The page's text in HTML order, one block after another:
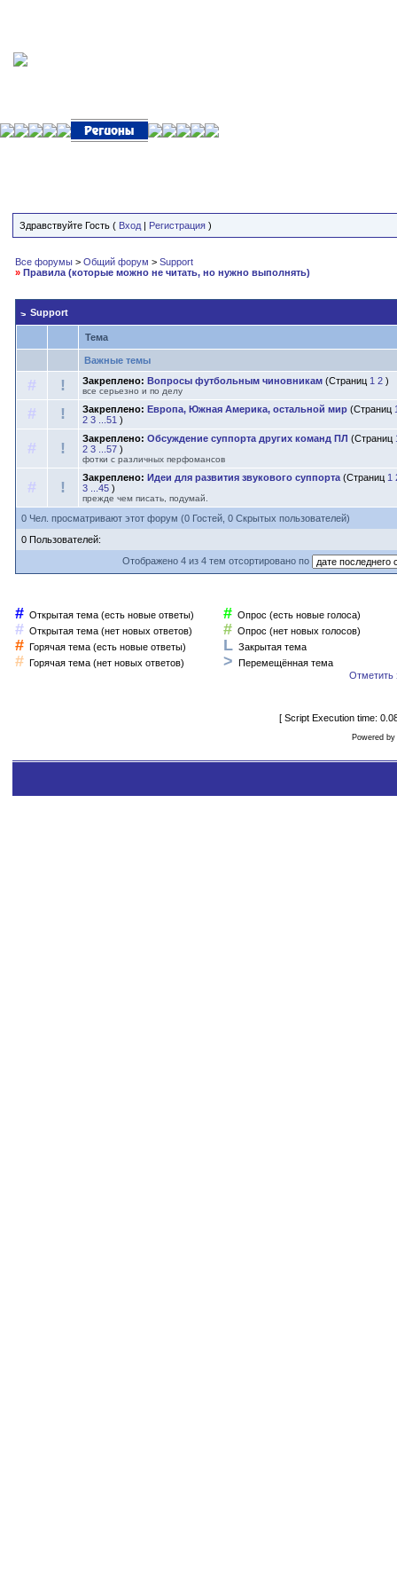
Здравствуйте Гость ( Вход | Регистрация )
Все форумы > Общий форум > Support
» Правила (которые можно не читать, но нужно выполнять)
Support
Тема
Важные темы
# ! Закреплено: Вопросы футбольным чиновникам (Страниц 1 2 )
все серьезно и по делу
# ! Закреплено: Европа, Южная Америка, остальной мир (Страниц
2 3 ...51 )
# !
Закреплено: Обсуждение суппорта других команд ПЛ (Страниц
2 3 ...57 )
фотки с различных перфомансов
# !
Закреплено: Идеи для развития звукового суппорта (Страниц 1
3
...45 )
прежде чем писать, подумай.
0 Чел. просматривают этот форум (0 Гостей, 0 Скрытых пользователей)
0 Пользователей:
Отображено 4 из 4 тем отсортировано по
# Открытая тема (есть новые ответы)
# Открытая тема (нет новых ответов)
# Горячая тема (есть новые ответы)
# Горячая тема (нет новых ответов)
#Опрос (есть новые голоса)
#Опрос (нет новых голосов)
LЗакрытая тема
> Перемещённая тема
Отметить
[ Script Execution time:
Powered by